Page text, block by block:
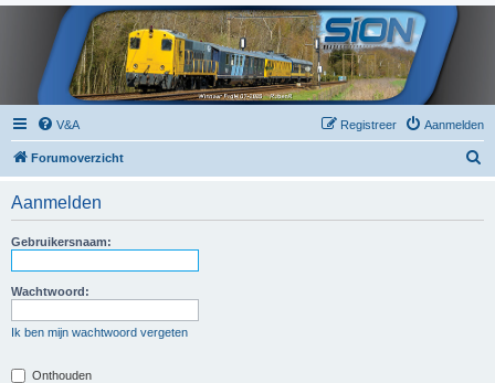
V&A Aanmelden
Registreer
Forumoverzicht
Aanmelden
Gebruikersnaam:
Wachtwoord:
Ik ben mijn wachtwoord vergeten
Onthouden